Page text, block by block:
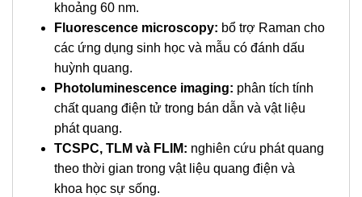
khoảng 60 nm.
Fluorescence microscopy: bổ trợ Raman cho
các ứng dụng sinh học và mẫu có đánh dấu
huỳnh quang.
Photoluminescence imaging: phân tích tính
chất quang điện tử trong bán dẫn và vật liệu
phát quang.
TCSPC, TLM và FLIM: nghiên cứu phát quang
theo thời gian trong vật liệu quang điện và
khoa học sự sống.